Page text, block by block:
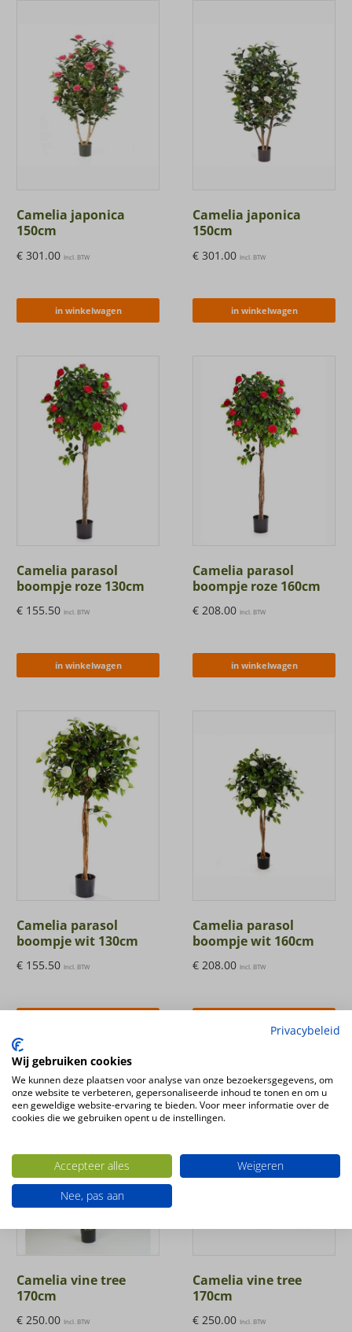
Camelia japonica
150cm
€ 301.00 Incl. BTW
in winkelwagen
Camelia japonica
150cm
€ 301.00 Incl. BTW
in winkelwagen
Camelia parasol
boompje roze 130cm
€ 155.50 Incl. BTW
in winkelwagen
Camelia parasol
boompje roze 160cm
€ 208.00 Incl. BTW
in winkelwagen
Camelia parasol
boompje wit 130cm
€ 155.50 Incl. BTW
Camelia parasol
boompje wit 160cm
€ 208.00 Incl. BTW
Camelia vine tree
170cm
€ 250.00 Incl. BTW
Camelia vine tree
170cm
€ 250.00 Incl. BTW
Privacybeleid
Wij gebruiken cookies
We kunnen deze plaatsen voor analyse van onze bezoekersgegevens, om
onze website te verbeteren, gepersonaliseerde inhoud te tonen en om u
een geweldige website-ervaring te bieden. Voor meer informatie over de
cookies die we gebruiken opent u de instellingen.
Accepteer alles
Weigeren
Nee, pas aan